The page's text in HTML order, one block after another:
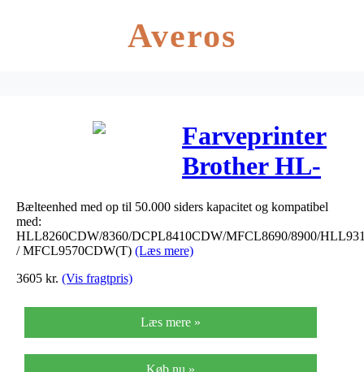
Averos
Farveprinter
Brother HL-
L8260CDW
m/Wi-fi og
duplexprint
Bælteenhed med op til 50.000 siders kapacitet og kompatibel
med:
HLL8260CDW/8360/DCPL8410CDW/MFCL8690/8900/
/ MFCL9570CDW(T) (Læs mere)
3605 kr. (Vis fragtpris)
Læs mere »
Køb nu »